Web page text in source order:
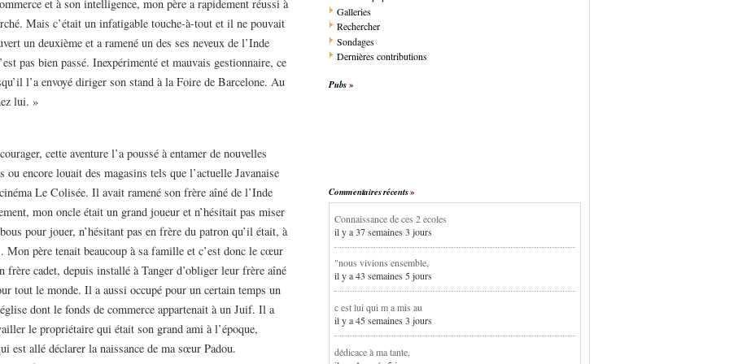
et à son intelligence, mon père a rapidement réussi à
Mais c’était un infatigable touche-à-tout et il ne pouvait
un deuxième et a ramené un des ses neveux de l’Inde
pas bien passé. Inexpérimenté et mauvais gestionnaire, ce
l’a envoyé diriger son stand à la Foire de Barcelone. Au
lui. »
cette aventure l’a poussé à entamer de nouvelles
ou encore louait des magasins tels que l’actuelle Javanaise
Le Colisée. Il avait ramené son frère aîné de l’Inde
mon oncle était un grand joueur et n’hésitait pas miser
pour jouer, n’hésitant pas en frère du patron qu’il était, à
Mon père tenait beaucoup à sa famille et c’est donc le cœur
cadet, depuis installé à Tanger d’obliger leur frère aîné
tout le monde. Il a aussi occupé pour un certain temps un
dont le fonds de commerce appartenait à un Juif. Il a
le propriétaire qui était son grand ami à l’époque,
est allé déclarer la naissance de ma sœur Padou.
Galleries
Rechercher
Sondages
Dernières contributions
Pubs
Commentaires récents
Connaissance de ces 2 ecoles
il y a 37 semaines 3 jours
"nous vivions ensemble,
il y a 43 semaines 5 jours
c est lui qui m a mis au
il y a 45 semaines 3 jours
dédicace à ma tante,